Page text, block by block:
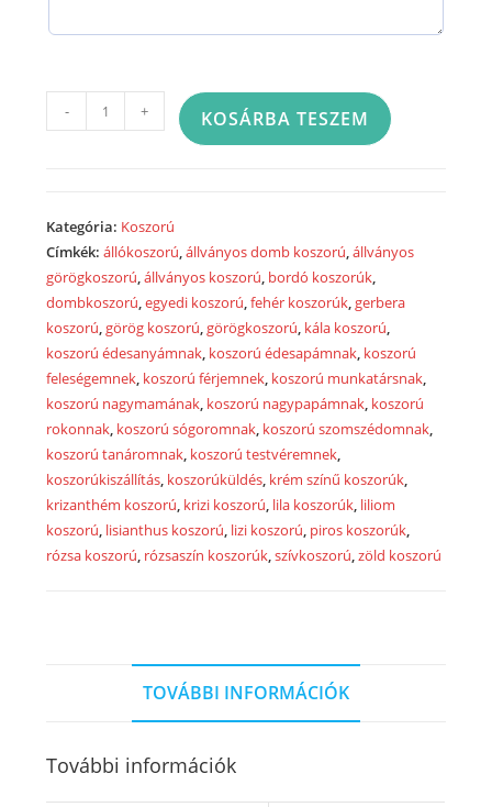
koszorú
vegyes
virágokból
2030
mennyiség
- + KOSÁRBA TESZEM
Kategória: Koszorú
Címkék:állókoszorú,állványos domb koszorú,állványos
görögkoszorú,állványos koszorú, bordó koszorúk,
dombkoszorú,egyedi koszorú,fehér koszorúk,gerbera
koszorú,görög koszorú,görögkoszorú, kála koszorú,
koszorú édesanyámnak, koszorú édesapámnak, koszorú
feleségemnek, koszorú férjemnek, koszorú munkatársnak,
koszorú nagymamának, koszorú nagypapámnak, koszorú
rokonnak, koszorú sógoromnak, koszorú szomszédomnak,
koszorú tanáromnak, koszorú testvéremnek,
koszorúkiszállítás, koszorúküldés, krém színű koszorúk,
krizanthém koszorú, krizi koszorú, lila koszorúk, liliom
koszorú, lisianthus koszorú, lizi koszorú, piros koszorúk,
rózsa koszorú, rózsaszín koszorúk,szívkoszorú,zöld koszorú
TOVÁBBI INFORMÁCIÓK
További információk